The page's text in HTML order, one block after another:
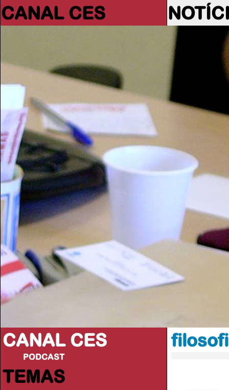
CANAL CES
CANAL CES
PODCAST
TEMAS